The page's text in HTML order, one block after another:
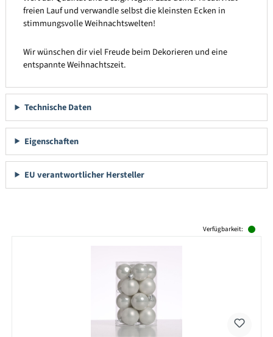
freien Lauf und verwandle selbst die kleinsten Ecken in
stimmungsvolle Weihnachtswelten!
Wir wünschen dir viel Freude beim Dekorieren und eine
entspannte Weihnachtszeit.
Technische Daten
Eigenschaften
EU verantwortlicher Hersteller
Verfügbarkeit: